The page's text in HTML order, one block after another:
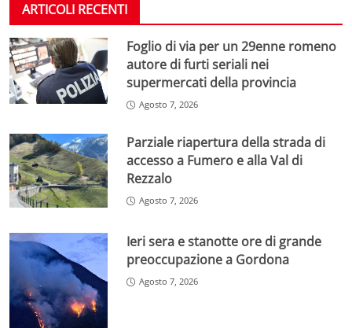
ARTICOLI RECENTI
Foglio di via per un 29enne romeno
autore di furti seriali nei
supermercati della provincia
Agosto 7, 2026
Parziale riapertura della strada di
accesso a Fumero e alla Val di
Rezzalo
Agosto 7, 2026
Ieri sera e stanotte ore di grande
preoccupazione a Gordona
Agosto 7, 2026